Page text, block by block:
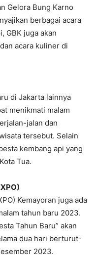
Gelora Bung Karno
berbagai acara
GBK juga akan
acara kuliner di
di Jakarta lainnya
menikmati malam
jalan dan
tersebut. Selain
kembang api yang
Tua.
Kemayoran juga ada
tahun baru 2023.
Tahun Baru” akan
dua hari berturut-
2023.